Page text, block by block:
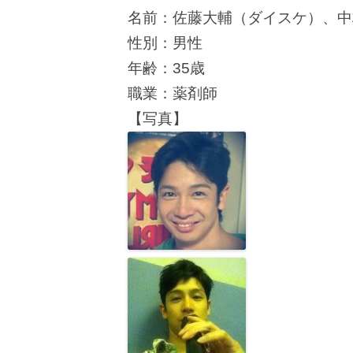
名前：佐藤大輔（ダイスケ）、
性別：男性
年齢：35歳
職業：薬剤師
【写真】